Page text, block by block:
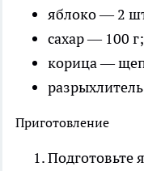
яблоко — 2
сахар — 100 г;
корица —
Приготовление
Подготовьте